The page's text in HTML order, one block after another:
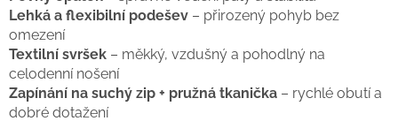
Lehká a flexibilní podešev – přirozený pohyb bez
omezení
Textilní svršek – měkký, vzdušný a pohodlný na
celodenní nošení
Zapínání na suchý zip + pružná tkanička – rychlé obutí a
dobré dotažení